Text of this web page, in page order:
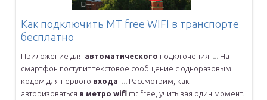
Как подключить MT free WIFI в транспорте
бесплатно
Приложение для автоматического подключения. ... На
смартфон поступит текстовое сообщение с одноразовым
кодом для первого входа ... Рассмотрим, как
авторизоваться в метро wifi mt free, учитывая один момент.